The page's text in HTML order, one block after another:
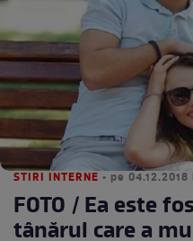
STIRI INTERNE • pe
FOTO / Ea este
tânărul care a